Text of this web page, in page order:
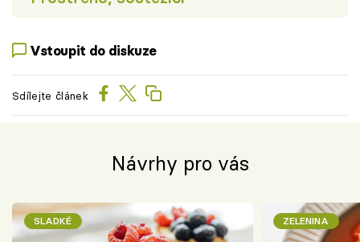
Vstoupit do diskuze
Sdílejte článek
Návrhy pro vás
SLADKÉ ZELENINA